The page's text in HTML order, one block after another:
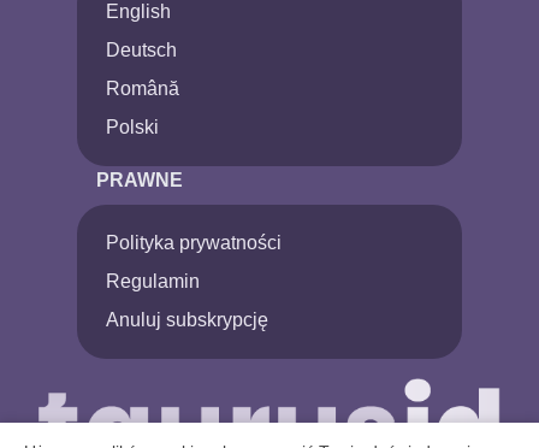
English
Deutsch
Română
Polski
PRAWNE
Polityka prywatności
Regulamin
Anuluj subskrypcję